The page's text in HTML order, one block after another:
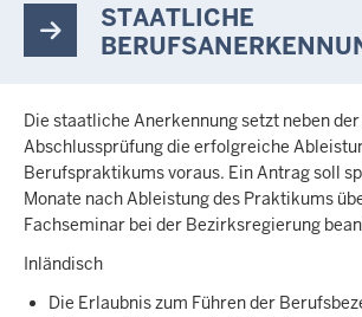
STAATLICHE
Die staatliche Anerkennung setzt neben
Abschlussprüfung die erfolgreiche
Berufspraktikums voraus. Ein Antrag soll
Monate nach Ableistung des Praktikums
Fachseminar bei der Bezirksregierung
Inländisch
Die Erlaubnis zum Führen der